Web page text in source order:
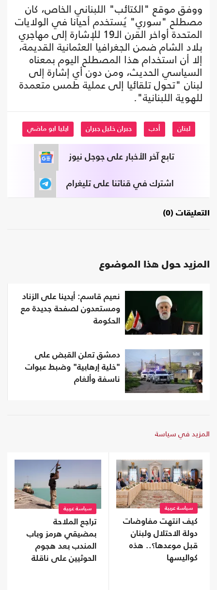
ووفق موقع "الكتائب" اللبناني الخاص، كان
مصطلح "سوري" يُستخدم أحيانا في الولايات
المتحدة أواخر القرن الـ19 للإشارة إلى مهاجري
بلاد الشام ضمن الجغرافيا العثمانية القديمة،
إلا أن استخدام هذا المصطلح اليوم بمعناه
السياسي الحديث، ومن دون أي إشارة إلى
لبنان "تحول تلقائيا إلى عملية طمس متعمدة
للهوية اللبنانية".
لبنان أدب جبران خليل جبران ايليا ابو ماضي
تابع آخر الأخبار على جوجل نيوز
اشترك في قناتنا على تليغرام
التعليقات (0)
المزيد حول هذا الموضوع
نعيم قاسم: أيدينا على الزناد
ومستعدون لصفحة جديدة مع
الحكومة
دمشق تعلن القبض على
"خلية إرهابية" وضبط عبوات
ناسفة وألغام
المزيد في سياسة
سياسة عربية
كيف انتهت مفاوضات
دولة الاحتلال ولبنان
قبل موعدها؟.. هذه
كواليسها
سياسة عربية
تراجع الملاحة
بمضيقي هرمز وباب
المندب بعد هجوم
الحوثيين على ناقلة